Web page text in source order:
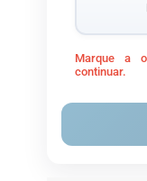
Marque a
continuar.